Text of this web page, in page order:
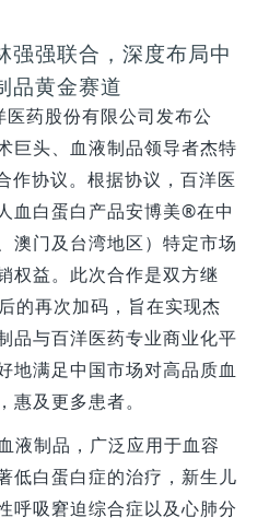
强强联合，深度布局中
品黄金赛道
医药股份有限公司发布公
巨头、血液制品领导者杰特
作协议。根据协议，百洋医
血白蛋白产品安博美®在中
澳门及台湾地区）特定市场
权益。此次合作是双方继
的再次加码，旨在实现杰
品与百洋医药专业商业化平
地满足中国市场对高品质血
惠及更多患者。
液制品，广泛应用于血容
低白蛋白症的治疗，新生儿
呼吸窘迫综合症以及心肺分